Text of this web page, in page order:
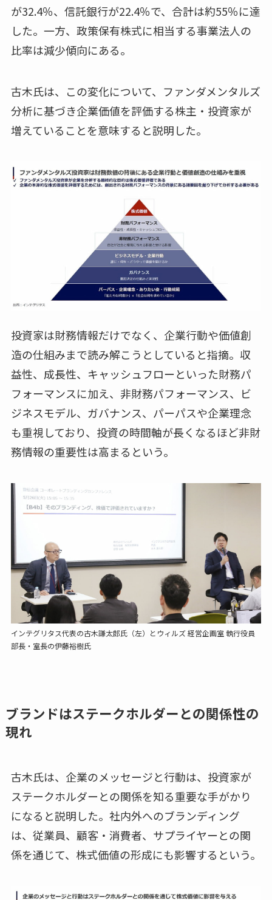
が32.4％、信託銀行が22.4％で、合計は約55％に達
した。一方、政策保有株式に相当する事業法人の
比率は減少傾向にある。
古木氏は、この変化について、ファンダメンタルズ
分析に基づき企業価値を評価する株主・投資家が
増えていることを意味すると説明した。
投資家は財務情報だけでなく、企業行動や価値創
造の仕組みまで読み解こうとしていると指摘。収
益性、成長性、キャッシュフローといった財務パ
フォーマンスに加え、非財務パフォーマンス、ビ
ジネスモデル、ガバナンス、パーパスや企業理念
も重視しており、投資の時間軸が長くなるほど非財
務情報の重要性は高まるという。
インテグリタス代表の古木謙太郎氏（左）とウィルズ 経営企画室 執行役員
部長・室長の伊藤裕樹氏
ブランドはステークホルダーとの関係性の
現れ
古木氏は、企業のメッセージと行動は、投資家が
ステークホルダーとの関係を知る重要な手がかり
になると説明した。社内外へのブランディング
は、従業員、顧客・消費者、サプライヤーとの関
係を通じて、株式価値の形成にも影響するという。